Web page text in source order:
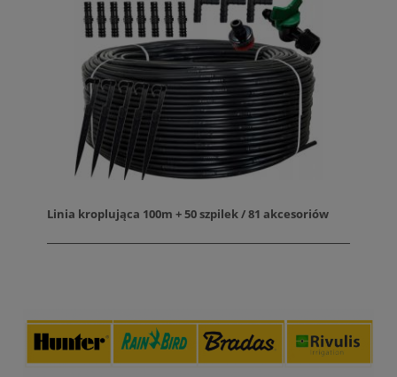
Linia kroplująca 100m + 50 szpilek / 81 akcesoriów